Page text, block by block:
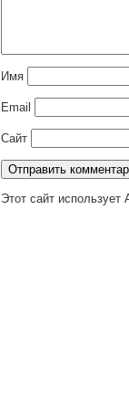
Имя
Email
Сайт
Этот сайт